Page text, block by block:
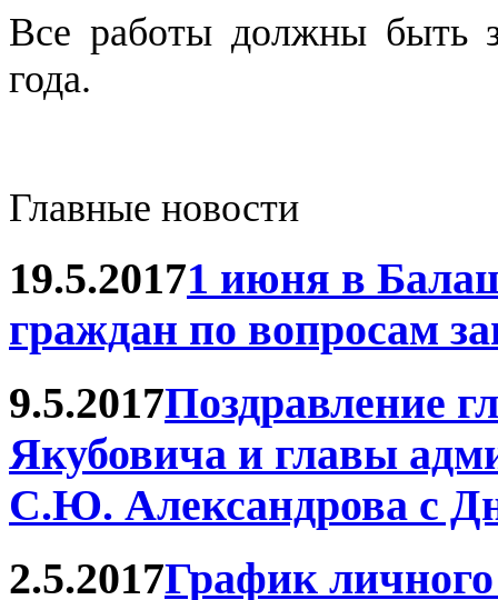
Все работы должны быть
года.
Главные новости
19.5.20171 июня в
граждан по вопросам
9.5.2017Поздравление
Якубовича и главы
С.Ю. Александрова с
2.5.2017График